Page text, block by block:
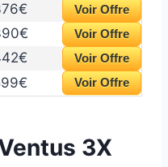
Voir Offre
Voir Offre
Voir Offre
Voir Offre
3X